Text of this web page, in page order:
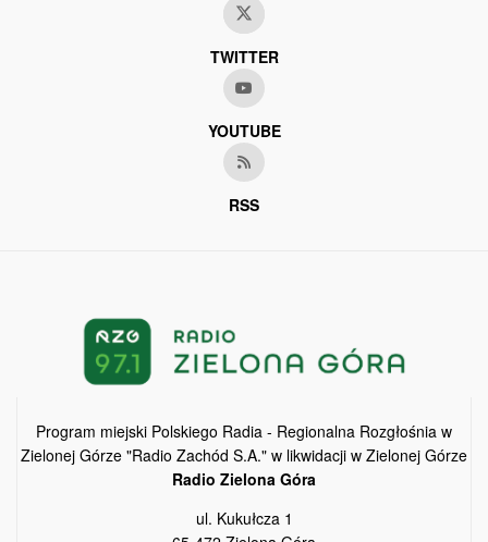
TWITTER
YOUTUBE
RSS
Program miejski Polskiego Radia - Regionalna Rozgłośnia w
Zielonej Górze "Radio Zachód S.A." w likwidacji w Zielonej Górze
Radio Zielona Góra
ul. Kukułcza 1